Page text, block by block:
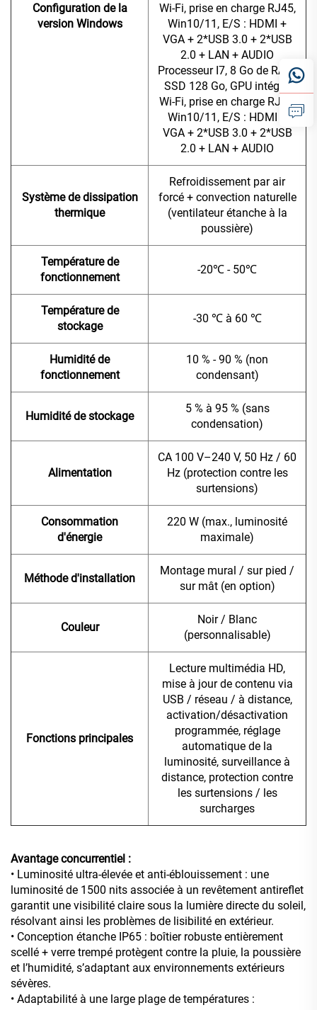
Configuration de la
version Windows
Wi-Fi, prise en charge RJ45,
Win10/11, E/S : HDMI +
VGA + 2*USB 3.0 + 2*USB
2.0 + LAN + AUDIO
Processeur I7, 8 Go de RAM,
SSD 128 Go, GPU intégré,
Wi-Fi, prise en charge RJ45,
Win10/11, E/S : HDMI +
VGA + 2*USB 3.0 + 2*USB
2.0 + LAN + AUDIO
Système de dissipation
thermique
Refroidissement par air
forcé + convection naturelle
(ventilateur étanche à la
poussière)
Température de
fonctionnement
-20℃ - 50℃
Température de
stockage
-30 ℃ à 60 ℃
Humidité de
fonctionnement
10 % - 90 % (non
condensant)
Humidité de stockage
5 % à 95 % (sans
condensation)
Alimentation
CA 100 V–240 V, 50 Hz / 60
Hz (protection contre les
surtensions)
Consommation
d'énergie
220 W (max., luminosité
maximale)
Méthode d'installation
Montage mural / sur pied /
sur mât (en option)
Couleur
Noir / Blanc
(personnalisable)
Fonctions principales
Lecture multimédia HD,
mise à jour de contenu via
USB / réseau / à distance,
activation/désactivation
programmée, réglage
automatique de la
luminosité, surveillance à
distance, protection contre
les surtensions / les
surcharges
Avantage concurrentiel :
• Luminosité ultra-élevée et anti-éblouissement : une
luminosité de 1500 nits associée à un revêtement antireflet
garantit une visibilité claire sous la lumière directe du soleil,
résolvant ainsi les problèmes de lisibilité en extérieur.
• Conception étanche IP65 : boîtier robuste entièrement
scellé + verre trempé protègent contre la pluie, la poussière
et l’humidité, s’adaptant aux environnements extérieurs
sévères.
• Adaptabilité à une large plage de températures :